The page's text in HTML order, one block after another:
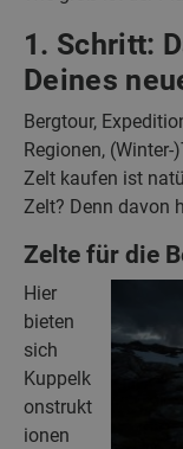
1. Schritt:
Deines
Bergtour,
Regionen,
Zelt kaufen ist
Zelt? Denn davon
Zelte für die
Hier
bieten
sich
Kuppelk
onstrukt
ionen